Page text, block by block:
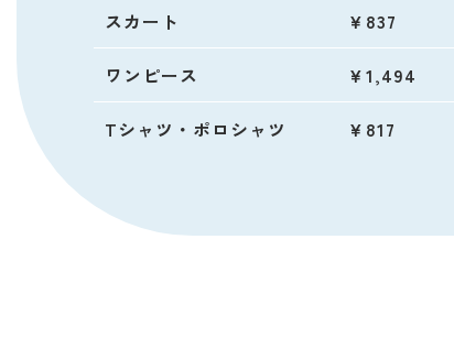
スカート ￥837
ワンピース ￥1,494
Tシャツ・ポロシャツ ￥817